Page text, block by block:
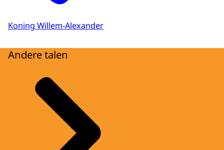
Koning Willem-Alexander
Andere talen